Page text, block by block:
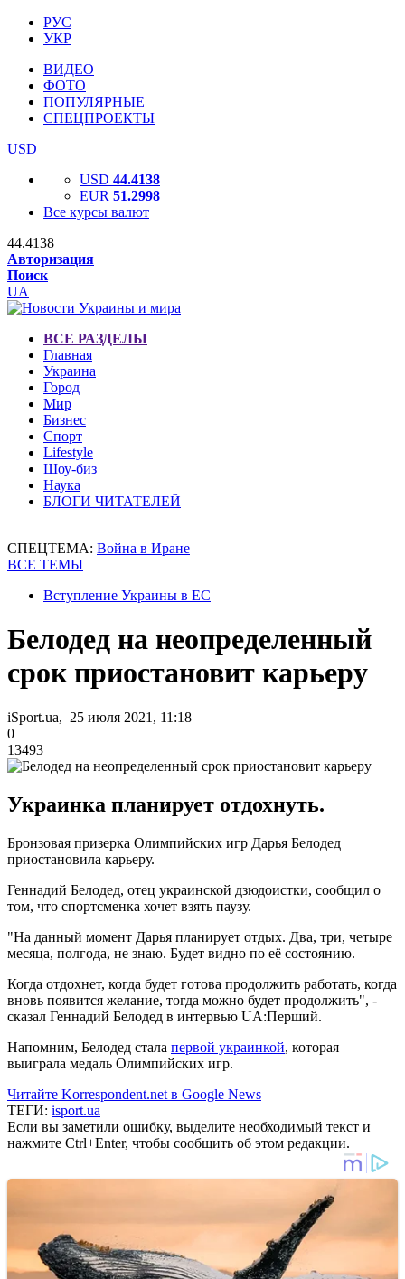
РУС
УКР
ВИДЕО
ФОТО
ПОПУЛЯРНЫЕ
СПЕЦПРОЕКТЫ
USD
USD 44.4138
EUR 51.2998
Все курсы валют
44.4138
Авторизация
Поиск
UA
ВСЕ РАЗДЕЛЫ
Главная
Украина
Город
Мир
Бизнес
Спорт
Lifestyle
Шоу-биз
Наука
БЛОГИ ЧИТАТЕЛЕЙ
СПЕЦТЕМА: Война в Иране
ВСЕ ТЕМЫ
Вступление Украины в ЕС
Белодед на неопределенный
срок приостановит карьеру
iSport.ua, 25 июля 2021, 11:18
0
13493
Украинка планирует отдохнуть.
Бронзовая призерка Олимпийских игр Дарья Белодед
приостановила карьеру.
Геннадий Белодед, отец украинской дзюдоистки, сообщил о
том, что спортсменка хочет взять паузу.
"На данный момент Дарья планирует отдых. Два, три, четыре
месяца, полгода, не знаю. Будет видно по её состоянию.
Когда отдохнет, когда будет готова продолжить работать, когда
вновь появится желание, тогда можно будет продолжить", -
сказал Геннадий Белодед в интервью UA:Перший.
Напомним, Белодед стала первой украинкой, которая
выиграла медаль Олимпийских игр.
Читайте Korrespondent.net в Google News
ТЕГИ: isport.ua
Если вы заметили ошибку, выделите необходимый текст и
нажмите Ctrl+Enter, чтобы сообщить об этом редакции.